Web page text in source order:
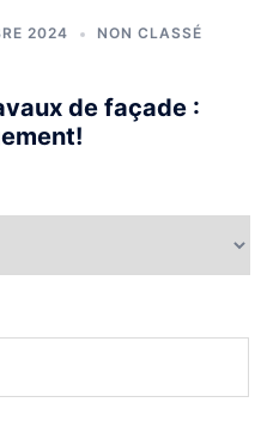
2024 NON CLASSÉ
de façade :